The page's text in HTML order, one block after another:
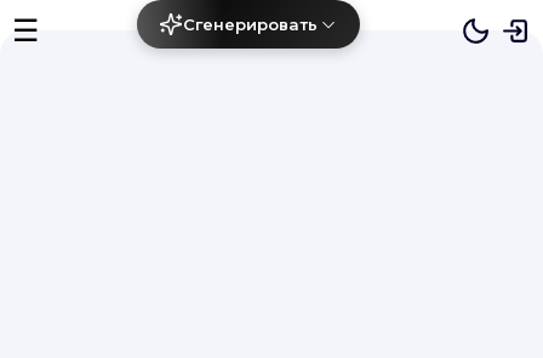
Сгенерировать
☰